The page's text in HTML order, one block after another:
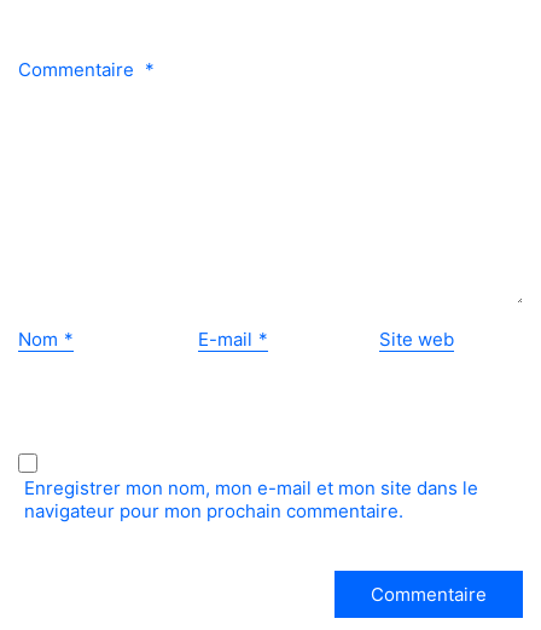
Commentaire *
Nom * E-mail * Site web
Enregistrer mon nom, mon e-mail et mon site dans le
navigateur pour mon prochain commentaire.